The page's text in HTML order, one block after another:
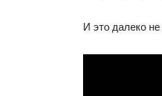
И это далеко